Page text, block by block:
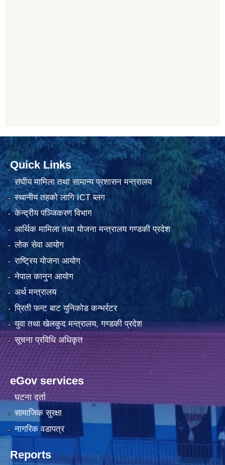
Quick Links
संघीय मामिला तथा सामान्य प्रशासन मन्त्रालय
स्थानीय तहको लागि ICT ब्लग
केन्द्रीय पञ्जिकरण विभाग
आर्थिक मामिला तथा योजना मन्त्रालय गण्डकी प्रदेश
लोक सेवा आयोग
राष्ट्रिय योजना आयोग
नेपाल कानुन आयोग
अर्थ मन्त्रालय
प्रिती फन्ट बाट युनिकोड कन्भर्रटर
युवा तथा खेलकुद मन्त्रालय, गण्डकी प्रदेश
सूचना प्रविधि अधिकृत
eGov services
घटना दर्ता
सामाजिक सुरक्षा
नागरिक वडापत्र
Reports